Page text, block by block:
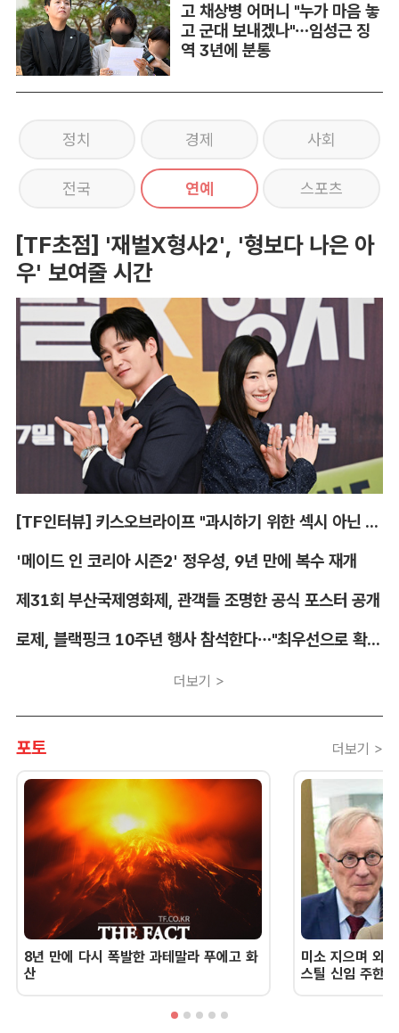
고 채상병 어머니 "누가 마음 놓
고 군대 보내겠나"…임성근 징
역 3년에 분통
정치 경제 사회
전국 연예 스포츠
[TF초점] '재벌X형사2', '형보다 나은 아
우' 보여줄 시간
[TF인터뷰] 키스오브라이프 "과시하기 위한 섹시 아닌 당당함"
'메이드 인 코리아 시즌2' 정우성, 9년 만에 복수 재개
제31회 부산국제영화제, 관객들 조명한 공식 포스터 공개
로제, 블랙핑크 10주년 행사 참석한다…"최우선으로 확정"
더보기 >
포토 더보기 >
8년 만에 다시 폭발한 과테말라 푸에고 화
산
미소 지으며 외
스틸 신임 주한